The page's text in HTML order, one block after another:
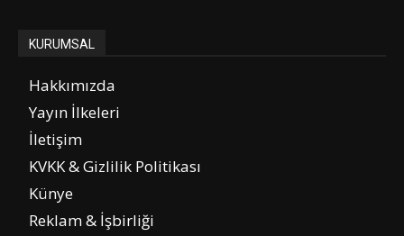
KURUMSAL
Hakkımızda
Yayın İlkeleri
İletişim
KVKK & Gizlilik Politikası
Künye
Reklam & İşbirliği